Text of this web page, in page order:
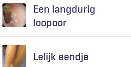
Een langdurig
loopoor
Lelijk eendje